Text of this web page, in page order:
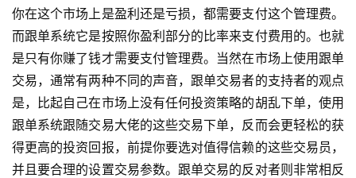
你在这个市场上是盈利还是亏损，都需要支付这个管理费。
而跟单系统它是按照你盈利部分的比率来支付费用的。也就
是只有你赚了钱才需要支付管理费。当然在市场上使用跟单
交易，通常有两种不同的声音，跟单交易者的支持者的观点
是，比起自己在市场上没有任何投资策略的胡乱下单，使用
跟单系统跟随交易大佬的这些交易下单，反而会更轻松的获
得更高的投资回报，前提你要选对值得信赖的这些交易员，
并且要合理的设置交易参数。跟单交易的反对者则非常相反